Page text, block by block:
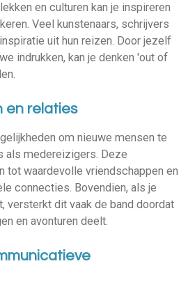
en culturen kan je inspireren
Veel kunstenaars, schrijvers
uit hun reizen. Door jezelf
indrukken, kan je denken 'out of
en relaties
om nieuwe mensen te
als medereizigers. Deze
tot waardevolle vriendschappen en
connecties. Bovendien, als je
versterkt dit vaak de band doordat
en avonturen deelt.